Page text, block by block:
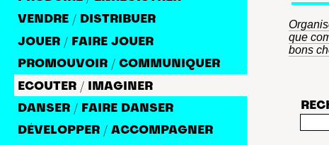
VENDRE / DISTRIBUER
JOUER / FAIRE JOUER
PROMOUVOIR / COMMUNIQUER
ECOUTER / IMAGINER
DANSER / FAIRE DANSER
DÉVELOPPER / ACCOMPAGNER
que
bons